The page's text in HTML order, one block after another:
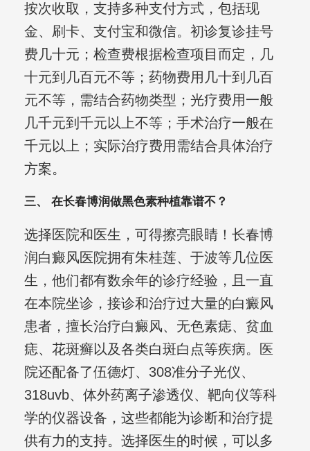
按次收取，支持多种支付方式，包括现
金、刷卡、支付宝和微信。初诊复诊挂号
费几十元；检查费根据检查项目而定，几
十元到几百元不等；药物费用几十到几百
元不等，需结合药物类型；光疗费用一般
几千元到千元以上不等；手术治疗一般在
千元以上；实际治疗费用需结合具体治疗
方案。
三、 在长春博润做黑色素种植靠谱不？
选择医院和医生，可得擦亮眼睛！长春博
润白癜风医院拥有朱桂莲、于波等几位医
生，他们都有数余年的诊疗经验，且一直
在本院坐诊，接诊和治疗过大量的白癜风
患者，擅长治疗白癜风、无色素痣、贫血
痣、花斑癣以及各类白斑白点等疾病。医
院还配备了伍德灯、308准分子光仪、
318uvb、体外药离子渗透仪、靶向仪等科
学的仪器设备，这些都能为诊断和治疗提
供有力的支持。选择医生的时候，可以多